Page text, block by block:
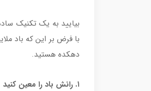
بیایید به یک تکنیک
دهکده هستید.
۱. رانش باد را معین کنید